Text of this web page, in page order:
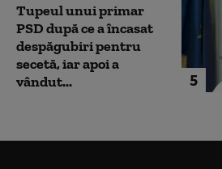
5
Tupeul unui primar
PSD după ce a încasat
despăgubiri pentru
secetă, iar apoi a
vândut...